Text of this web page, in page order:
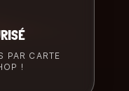
PAR CARTE
!